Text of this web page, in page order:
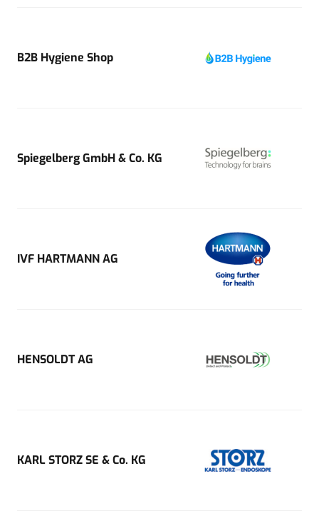
B2B Hygiene Shop
Spiegelberg GmbH & Co. KG
IVF HARTMANN AG
HENSOLDT AG
KARL STORZ SE & Co. KG